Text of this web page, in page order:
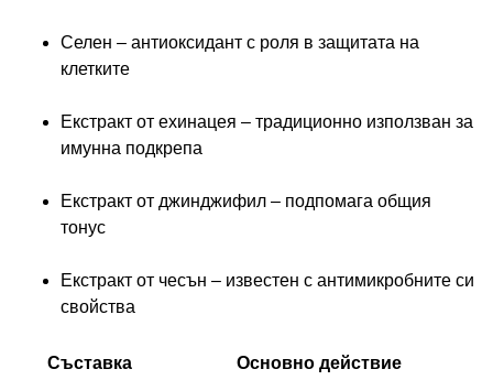
Селен – антиоксидант с роля в защитата на
клетките
Екстракт от ехинацея – традиционно използван за
имунна подкрепа
Екстракт от джинджифил – подпомага общия
тонус
Екстракт от чесън – известен с антимикробните си
свойства
Съставка
Основно действие